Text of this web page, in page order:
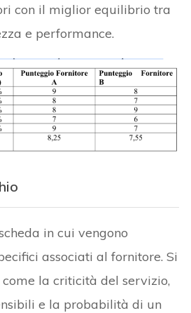
con il miglior equilibrio tra
e performance.
in cui vengono
associati al fornitore. Si
la criticità del servizio,
e la probabilità di un